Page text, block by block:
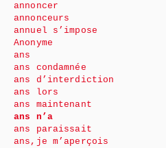
annoncer
annonceurs
annuel s’impose
Anonyme
ans
ans condamnée
ans d’interdiction
ans lors
ans maintenant
ans n’a
ans paraissait
ans,je m’aperçois